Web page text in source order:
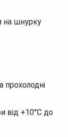
на шнурку
прохолодні
від +10°C до